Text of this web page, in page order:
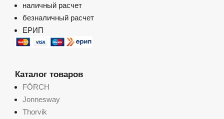
наличный расчет
безналичный расчет
ЕРИП
Каталог товаров
FÖRCH
Jonnesway
Thorvik